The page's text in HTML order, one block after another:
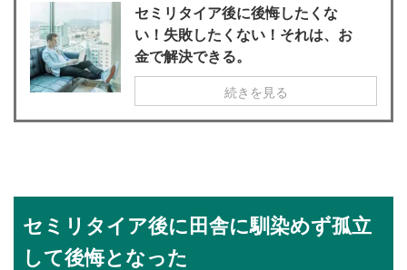
セミリタイア後に後悔したくな
い！失敗したくない！それは、お
金で解決できる。
続きを見る
セミリタイア後に田舎に馴染めず孤立
して後悔となった